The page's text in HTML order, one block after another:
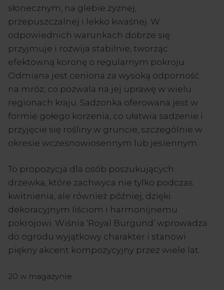
słonecznym, na glebie żyznej,
przepuszczalnej i lekko kwaśnej. W
odpowiednich warunkach dobrze się
przyjmuje i rozwija stabilnie, tworząc
efektowną koronę o regularnym pokroju.
Odmiana jest ceniona za wysoką odporność
na mróz, co pozwala na jej uprawę w wielu
regionach kraju. Sadzonka oferowana jest w
formie gołego korzenia, co ułatwia sadzenie i
przyjęcie się rośliny w gruncie, szczególnie w
okresie wczesnowiosennym lub jesiennym.
To propozycja dla osób poszukujących
drzewka, które zachwyca nie tylko podczas
kwitnienia, ale również później, dzięki
dekoracyjnym liściom i harmonijnemu
pokrojowi. Wiśnia ‘Royal Burgund’ wprowadza
do ogrodu wyjątkowy charakter i stanowi
piękny akcent kompozycyjny przez wiele lat.
20 w magazynie